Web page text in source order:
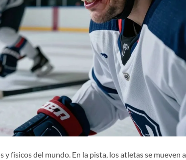
físicos del mundo. En la pista, los atletas se mueven a